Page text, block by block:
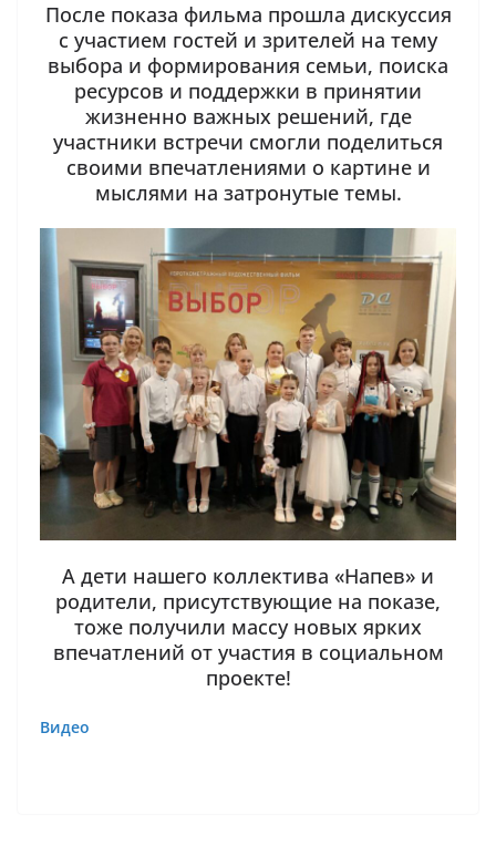
После показа фильма прошла дискуссия
с участием гостей и зрителей на тему
выбора и формирования семьи, поиска
ресурсов и поддержки в принятии
жизненно важных решений, где
участники встречи смогли поделиться
своими впечатлениями о картине и
мыслями на затронутые темы.
А дети нашего коллектива «Напев» и
родители, присутствующие на показе,
тоже получили массу новых ярких
впечатлений от участия в социальном
проекте!
Видео